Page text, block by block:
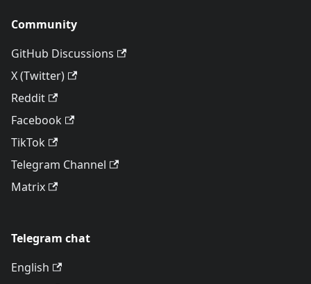
Community
GitHub Discussions
X (Twitter)
Reddit
Facebook
TikTok
Telegram Channel
Matrix
Telegram chat
English